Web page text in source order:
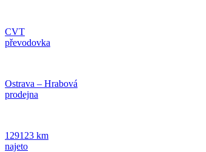
CVT
převodovka
Ostrava – Hrabová
prodejna
129123 km
najeto